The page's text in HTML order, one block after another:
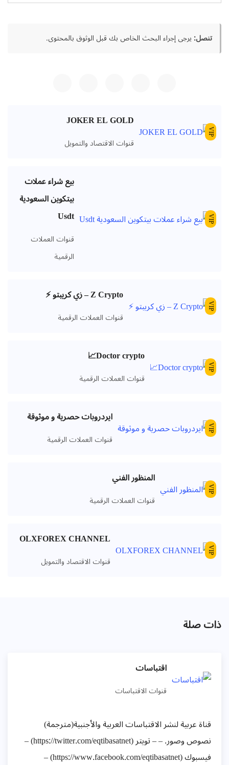
تنصل:يرجى إجراء البحث الخاص بك قبل الوثوق بالمحتوى.
VIP
JOKER EL GOLD
قنوات الاقتصاد والتمويل
VIP
بيع شراء عملات
بيتكوين السعودية
Usdt
قنوات العملات
الرقمية
VIP
Z Crypto – زي كريبتو ⚡️
قنوات العملات الرقمية
VIP
Doctor crypto📈
قنوات العملات الرقمية
VIP
ايردروبات حصرية و موثوقة
قنوات العملات الرقمية
VIP
المنظور الفني
قنوات العملات الرقمية
VIP
OLXFOREX CHANNEL
قنوات الاقتصاد والتمويل
ذات صلة
اقتباسات
قنوات الاقتباسات
قناة عربية لنشر الاقتباسات العربية والأجنبية(مترجمة)
نصوص وصور. – – تويتر (https://twitter.com/eqtibasatnet) –
فيسبوك (https://www.facebook.com/eqtibasatnet) –